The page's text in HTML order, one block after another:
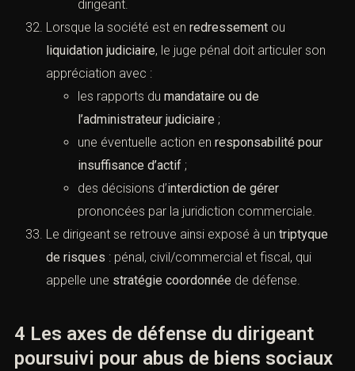
dirigeant.
Lorsque la société est en redressement ou
liquidation judiciaire, le juge pénal doit articuler son
appréciation avec :
les rapports du mandataire ou de
l’administrateur judiciaire ;
une éventuelle action en responsabilité pour
insuffisance d’actif ;
des décisions d’interdiction de gérer
prononcées par la juridiction commerciale.
Le dirigeant se retrouve ainsi exposé à un triptyque
de risques : pénal, civil/commercial et fiscal, qui
appelle une stratégie coordonnée de défense.
4 Les axes de défense du dirigeant
poursuivi pour abus de biens sociaux